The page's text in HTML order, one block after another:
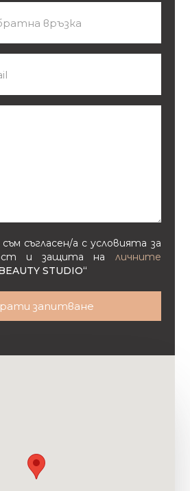
съгласен/а с условията за
и защита на личните
STUDIO“